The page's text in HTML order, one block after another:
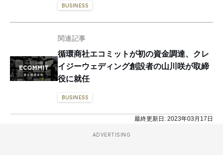
BUSINESS
関連記事
循環商社エコミットが初の資金調達、クレ
イジーウェディング創設者の山川咲が取締
役に就任
BUSINESS
最終更新日: 2023年03月17日
ADVERTISING